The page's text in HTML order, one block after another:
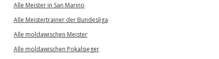
Alle Meister in San Marino
Alle Meistertrainer der Bundesliga
Alle moldawischen Meister
Alle moldawischen Pokalsieger